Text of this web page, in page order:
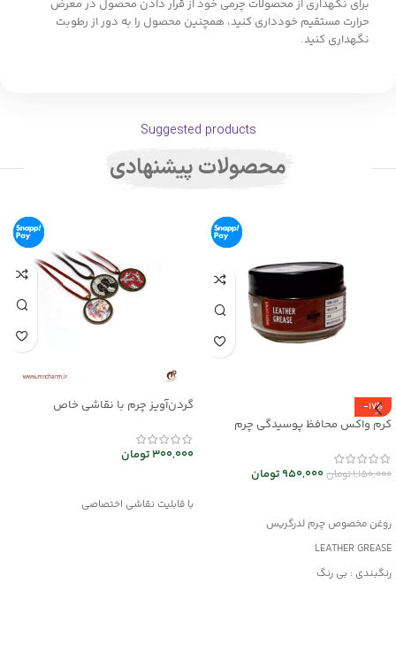
برای نگهداری از محصولات چرمی خود از قرار دادن محصول در معرض
حرارت مستقیم خودداری کنید، همچنین محصول را به دور از رطوبت
نگهداری کنید.
Suggested products
محصولات پیشنهادی
-17%
کرم واکس محافظ پوسیدگی چرم
1,150,000تومان950,000تومان
روغن مخصوص چرم لدرگریس
LEATHER GREASE
رنگبندی : بی رنگ
گردن‌آویز چرم با نقاشی خاص
300,000تومان
با قابلیت نقاشی اختصاصی